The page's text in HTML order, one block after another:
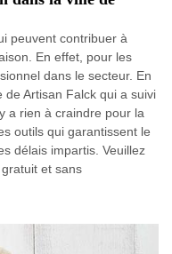
peuvent contribuer à
En effet, pour les
dans le secteur. En
Artisan Falck qui a suivi
a rien à craindre pour la
outils qui garantissent le
délais impartis. Veuillez
et sans